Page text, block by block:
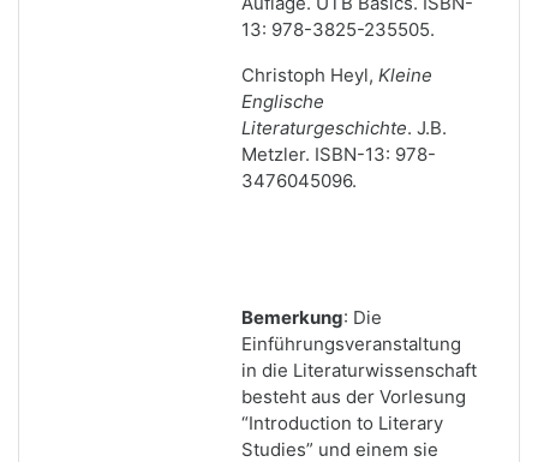
13: 978-3825-235505.
Christoph Heyl, Kleine
Englische
Literaturgeschichte. J.B.
Metzler. ISBN-13: 978-
3476045096.
Bemerkung: Die
Einführungsveranstaltung
in die Literaturwissenschaft
besteht aus der Vorlesung
“Introduction to Literary
Studies” und einem sie